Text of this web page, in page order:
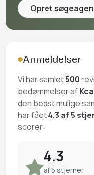
Opret
Anmeldelser
Vi har samlet500
bedømmelser af
den bedst mulige
har fået4.3 af 5
scorer:
4.3
af 5 stjerner